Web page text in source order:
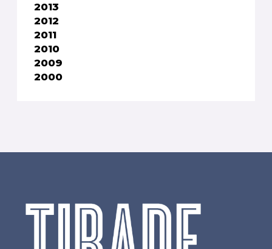
2013
2012
2011
2010
2009
2000